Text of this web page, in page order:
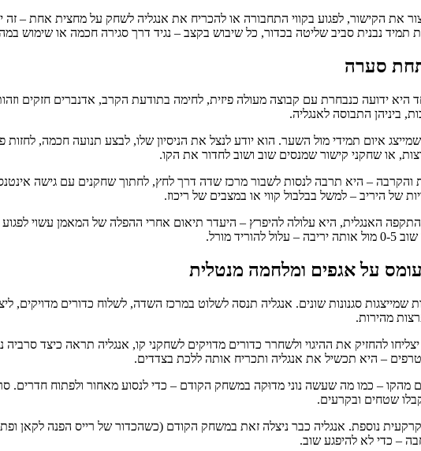
את הקישור, לפגוע בקווי התחבורה או להכריח את אנגליה לשחק על מחצית אחת –
תמיד נבנית סביב שליטה בכדור, כל שיבוש בקצב – נגיד דרך סגירה חכמה או שימוש
סערה
ידועה כנבחרת עם קבוצה מעולה פיזית, לחימה בתודעת הקרב, אדנברים חזקים
ביניהן התבוסה לאנגליה.
איום תמידי מול השער. הוא יודע לנצל את הניסיון שלו, לבצע תנועה חכמה, לחזות
או שחקני קישור שמנסים שוב ושוב לחדור את הקו.
– היא תרבה לנסות לשבור מרכז שדה דרך לחץ, לחתוך שחקנים עם גישה
היריב – למשל בבלבול קווי או במצבים של ריכוז.
האנגלית, היא עלולה להיפרץ – היעדר תיאום אחרי ההפלה של המאמן עשוי
מורל.
על אגפים ומלחמה מנטלית
סגנונות שונים. אנגליה תנסה לשלוט במרכז השדה, לשלוח כדורים מדויקים,
מהירות.
להחזיק את ההיגוי ולשחרר כדורים מדויקים לשחקני קו, אנגליה תראה כיצד
– היא תכשיל את אנגליה ותכריח אותה ללכת בצדדים.
מהקו – כמו מה שעשה נוני מדוּקה במשחק הקודם – כדי לנסוע מאחור ולפתוח חדרים.
שטחים ובקרעים.
נוספת. אנגליה כבר ניצלה זאת במשחק הקודם (כשהכדור של רייס הפנה לקאן
– כדי לא להיפגע שוב.